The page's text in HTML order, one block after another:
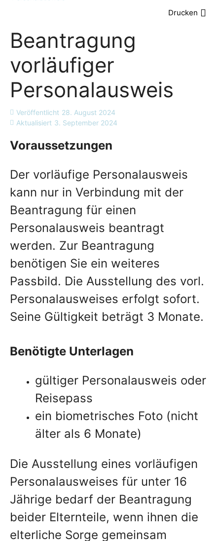
Drucken
Beantragung
vorläufiger
Personalausweis
Veröffentlicht 28. August 2024
Aktualisiert 3. September 2024
Voraussetzungen
Der vorläufige Personalausweis
kann nur in Verbindung mit der
Beantragung für einen
Personalausweis beantragt
werden. Zur Beantragung
benötigen Sie ein weiteres
Passbild. Die Ausstellung des vorl.
Personalausweises erfolgt sofort.
Seine Gültigkeit beträgt 3 Monate.
Benötigte Unterlagen
gültiger Personalausweis oder
Reisepass
ein biometrisches Foto (nicht
älter als 6 Monate)
Die Ausstellung eines vorläufigen
Personalausweises für unter 16
Jährige bedarf der Beantragung
beider Elternteile, wenn ihnen die
elterliche Sorge gemeinsam